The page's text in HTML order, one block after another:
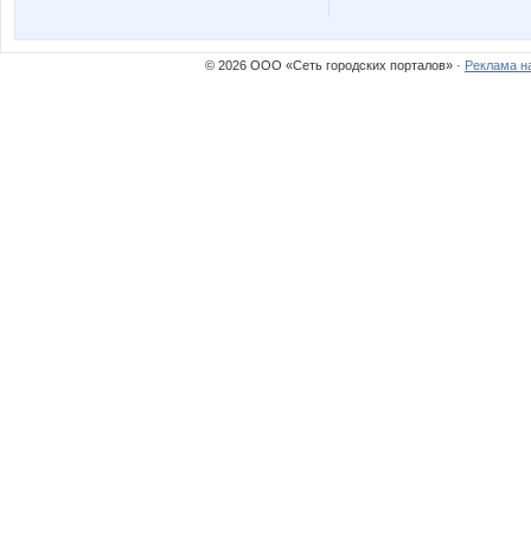
© 2026 ООО «Сеть городских порталов» · Реклама